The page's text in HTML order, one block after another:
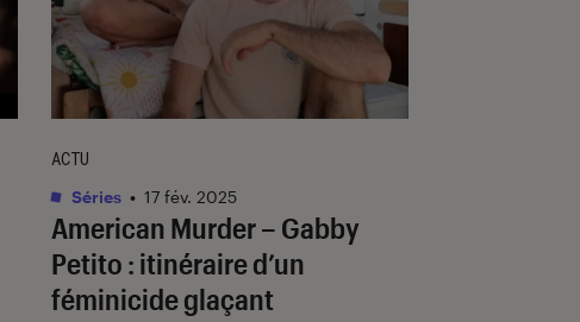
American Murder – Gabby
Petito : itinéraire d’un
féminicide glaçant
ACTU
Séries • 17 fév. 2025